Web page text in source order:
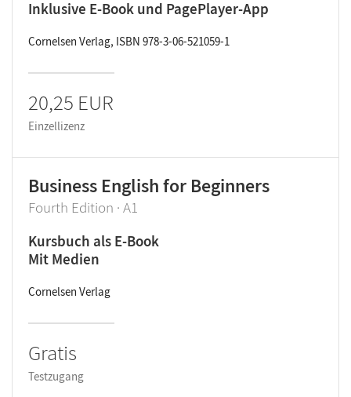
Inklusive E-Book und PagePlayer-App
Cornelsen Verlag, ISBN 978-3-06-521059-1
20,25 EUR
Einzellizenz
Business English for Beginners
Fourth Edition · A1
Kursbuch als E-Book
Mit Medien
Cornelsen Verlag
Gratis
Testzugang